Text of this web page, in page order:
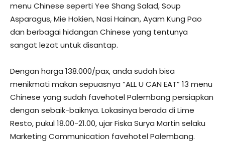
menu Chinese seperti Yee Shang Salad, Soup
Asparagus, Mie Hokien, Nasi Hainan, Ayam Kung Pao
dan berbagai hidangan Chinese yang tentunya
sangat lezat untuk disantap.
Dengan harga 138.000/pax, anda sudah bisa
menikmati makan sepuasnya “ALL U CAN EAT” 13 menu
Chinese yang sudah favehotel Palembang persiapkan
dengan sebaik-baiknya. Lokasinya berada di Lime
Resto, pukul 18.00-21.00, ujar Fiska Surya Martin selaku
Marketing Communication favehotel Palembang.